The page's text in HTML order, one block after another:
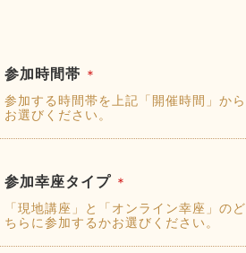
参加時間帯 ＊
参加する時間帯を上記「開催時間」から
お選びください。
参加幸座タイプ ＊
「現地講座」と「オンライン幸座」のど
ちらに参加するかお選びください。